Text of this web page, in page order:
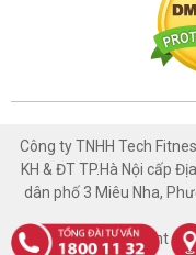
447 Trường Chinh,
Có chỗ đậu xe ô tô
TÀI PHÁT SPORT - HÒA
1129 Đường An
Thành phố Hòa Bình, Hòa
Công ty TNHH Tech
KH & ĐT TP.Hà Nội cấp
dân phố 3 Miêu Nha,
Copyright ©